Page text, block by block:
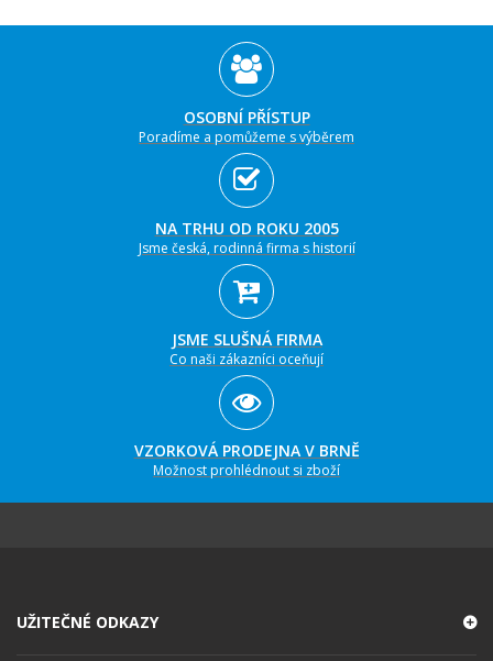
OSOBNÍ PŘÍSTUP
Poradíme a pomůžeme s výběrem
NA TRHU OD ROKU 2005
Jsme česká, rodinná firma s historií
JSME SLUŠNÁ FIRMA
Co naši zákazníci oceňují
VZORKOVÁ PRODEJNA V BRNĚ
Možnost prohlédnout si zboží
UŽITEČNÉ ODKAZY